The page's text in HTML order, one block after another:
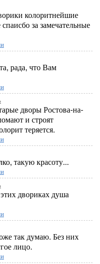
колоритнейшие
за замечательные
рада, что Вам
дворы Ростова-на-
и строят
теряется.
такую красоту...
двориках душа
так думаю. Без них
лицо.